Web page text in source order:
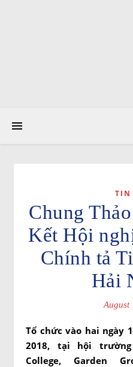
TIN
Chung
Kết Hội
Chính tả
Hải
August
Tổ chức vào hai ngày
2018, tại hội trường
College, Garden